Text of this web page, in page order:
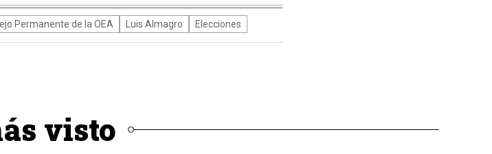
Permanente de la OEA Luis Almagro Elecciones
visto